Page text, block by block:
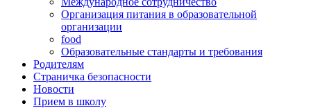
Организация питания в образовательной
организации
food
Образовательные стандарты и требования
Родителям
Страничка безопасности
Новости
Прием в школу